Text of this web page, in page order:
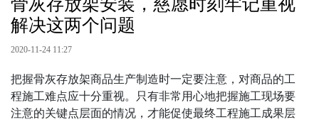
骨灰存放架安装，慈愿时刻牢记重视
解决这两个问题
2020-11-24 11:27
把握骨灰存放架商品生产制造时一定要注意，对商品的工
程施工难点应十分重视。只有非常用心地把握施工现场要
注意的关键点层面的情况，才能促使最终工程施工成果层